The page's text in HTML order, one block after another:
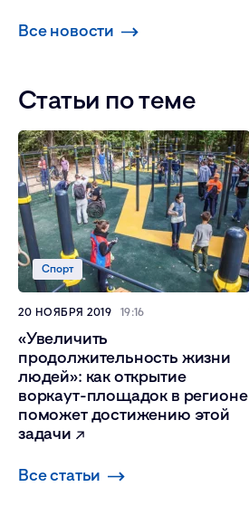
Все новости
Статьи по теме
«Увеличить
продолжительность жизни
людей»: как открытие
воркаут-площадок в регионе
поможет достижению этой
задачи
Спорт
20 НОЯБРЯ 2019 19:16
Все статьи